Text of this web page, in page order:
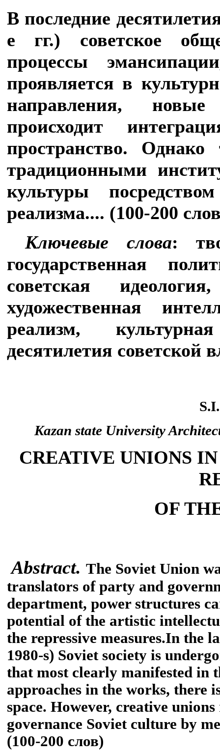
В последние
е гг.) советское
процессы
проявляется в
направления,
происходит
пространство.
традиционными
культуры
реализма.... (100-200
Ключевые слова:
государственная
советская
художественная
реализм,
десятилетия советской
Kazan state University
CREATIVE UNIONS
OF
Abstract. The Soviet Union
translators of party and
department, power structures
potential of the artistic
the repressive measures.In the
1980-s) Soviet society is
that most clearly manifested in
approaches in the works,
space. However, creative
governance Soviet culture by
(100-200 слов)